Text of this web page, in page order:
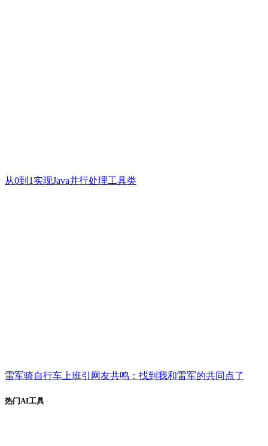
从0到1实现Java并行处理工具类
雷军骑自行车上班引网友共鸣：找到我和雷军的共同点了
热门AI工具